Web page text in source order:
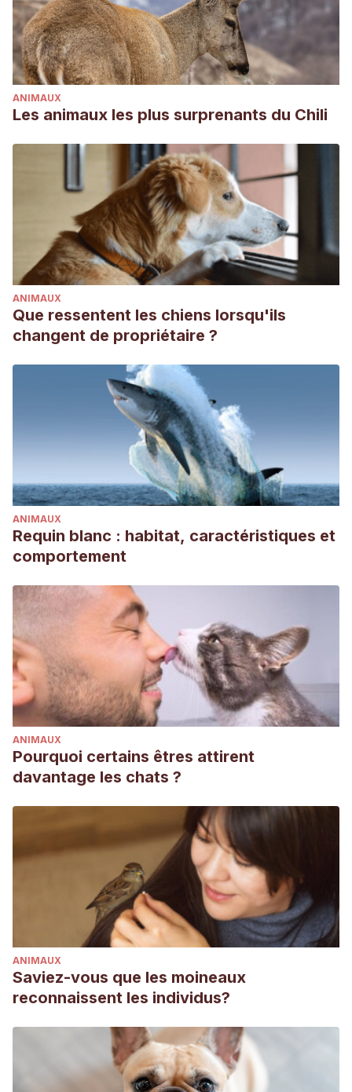
ANIMAUX
Les animaux les plus surprenants du Chili
ANIMAUX
Que ressentent les chiens lorsqu'ils
changent de propriétaire ?
ANIMAUX
Requin blanc : habitat, caractéristiques et
comportement
ANIMAUX
Pourquoi certains êtres attirent
davantage les chats ?
ANIMAUX
Saviez-vous que les moineaux
reconnaissent les individus?